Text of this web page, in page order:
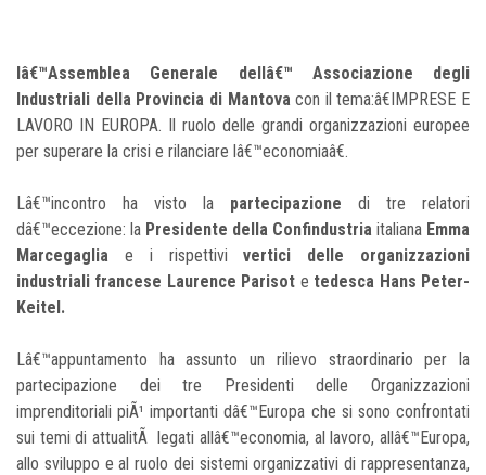
lâ€™Assemblea Generale dellâ€™ Associazione degli
Industriali della Provincia di Mantovacon il tema:â€IMPRESE E
LAVORO IN EUROPA. Il ruolo delle grandi organizzazioni europee
per superare la crisi e rilanciare lâ€™economiaâ€.
Lâ€™incontro ha visto la partecipazione di tre relatori
dâ€™eccezione: la Presidente della Confindustria italiana Emma
Marcegaglia e i rispettivivertici delle organizzazioni
industriali francese Laurence Parisot e tedesca Hans Peter-
Keitel.
Lâ€™appuntamento ha assunto un rilievo straordinario per la
partecipazione dei tre Presidenti delle Organizzazioni
imprenditoriali piÃ¹ importanti dâ€™Europa che si sono confrontati
sui temi di attualitÃ legati allâ€™economia, al lavoro, allâ€™Europa,
allo sviluppo e al ruolo dei sistemi organizzativi di rappresentanza,